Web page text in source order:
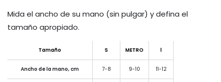
Mida el ancho de su mano (sin pulgar) y defina el
tamaño apropiado.
Tamaño S METRO l
Ancho de la mano, cm 7-8 9-10 11-12